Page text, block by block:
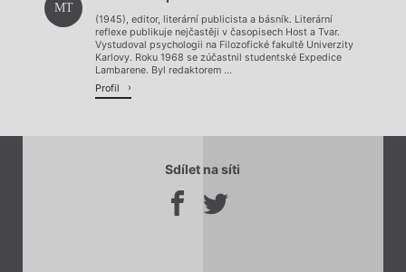
MT
(1945), editor, literární publicista a básník. Literární
reflexe publikuje nejčastěji v časopisech Host a Tvar.
Vystudoval psychologii na Filozofické fakultě Univerzity
Karlovy. Roku 1968 se zúčastnil studentské Expedice
Lambarene. Byl redaktorem ...
Profil
Sdílet na síti